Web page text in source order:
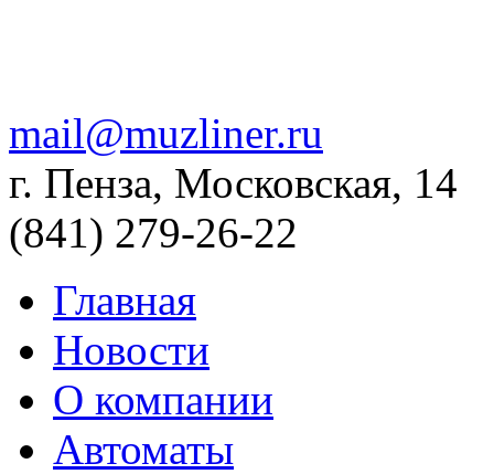
mail@muzliner.ru
г. Пенза, Московская, 14
(841) 279-26-22
Главная
Новости
О компании
Автоматы